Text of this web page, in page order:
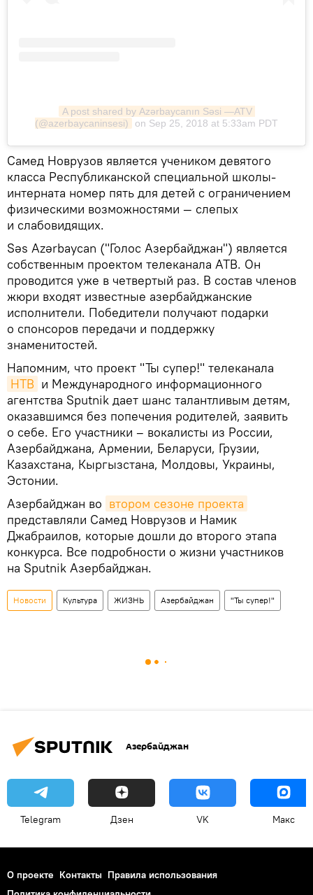
A post shared by Azərbaycanın Səsi —ATV
(@azerbaycaninsesi)
on Sep 25, 2018 at 5:33am PDT
Самед Новрузов является учеником девятого
класса Республиканской специальной школы-
интерната номер пять для детей с ограничением
физическими возможностями — слепых
и слабовидящих.
Səs Azərbaycan ("Голос Азербайджан") является
собственным проектом телеканала АТВ. Он
проводится уже в четвертый раз. В состав членов
жюри входят известные азербайджанские
исполнители. Победители получают подарки
о спонсоров передачи и поддержку
знаменитостей.
Напомним, что проект "Ты супер!" телеканала
НТВ и Международного информационного
агентства Sputnik дает шанс талантливым детям,
оказавшимся без попечения родителей, заявить
о себе. Его участники – вокалисты из России,
Азербайджана, Армении, Беларуси, Грузии,
Казахстана, Кыргызстана, Молдовы, Украины,
Эстонии.
Азербайджан во втором сезоне проекта
представляли Самед Новрузов и Намик
Джабраилов, которые дошли до второго этапа
конкурса. Все подробности о жизни участников
на Sputnik Азербайджан.
Новости Культура ЖИЗНЬ Азербайджан "Ты супер!"
Азербайджан
Telegram Дзен VK Макс
О проекте Контакты Правила использования